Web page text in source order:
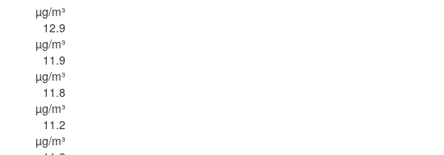
µg/m³
12.9
µg/m³
11.9
µg/m³
11.8
µg/m³
11.2
µg/m³